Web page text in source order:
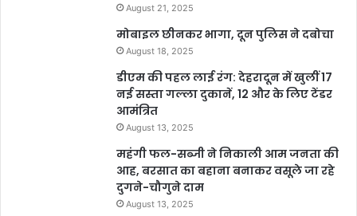
August 21, 2025
मोबाइल छीनकर भागा, दून पुलिस ने दबोचा
August 18, 2025
डीएम की पहल लाई रंग: देहरादून में खुलीं 17
नई सस्ता गल्ला दुकानें, 12 और के लिए टेंडर
आमंत्रित
August 13, 2025
महंगी फल-सब्जी ने निकाली आम जनता की
आह, बरसात का बहाना बनाकर वसूले जा रहे
दुगने-चौगुने दाम
August 13, 2025